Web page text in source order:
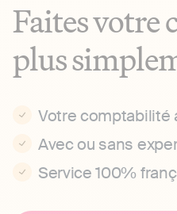
Faites votre
plus
Votre comptabilité
Avec ou sans
Service 100%